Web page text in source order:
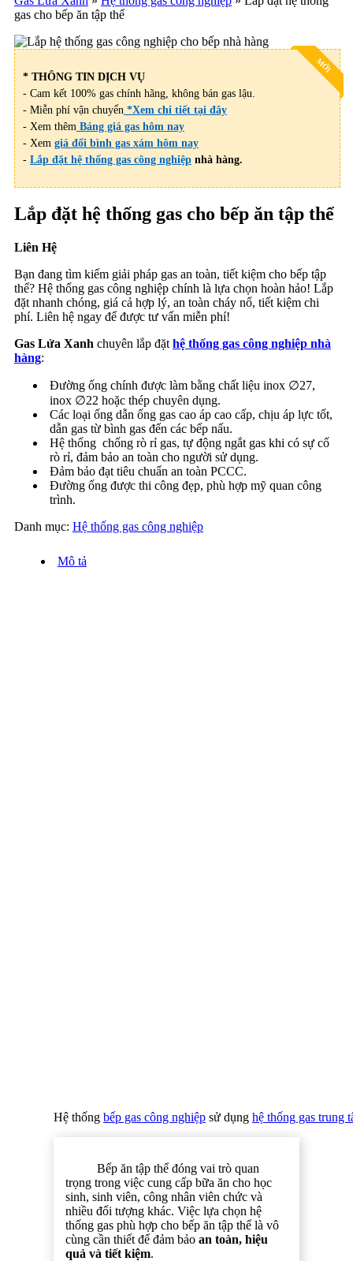
gas cho bếp ăn tập thể
MỚI
* THÔNG TIN DỊCH VỤ
- Cam kết 100% gas chính hãng, không bán gas lậu.
- Miễn phí vận chuyển *Xem chi tiết tại đây
- Xem thêm Bảng giá gas hôm nay
- Xem giá đổi bình gas xám hôm nay
- Lắp đặt hệ thống gas công nghiệp nhà hàng.
Lắp đặt hệ thống gas cho bếp ăn tập thể
Liên Hệ
Bạn đang tìm kiếm giải pháp gas an toàn, tiết kiệm cho bếp tập
thể? Hệ thống gas công nghiệp chính là lựa chọn hoàn hảo! Lắp
đặt nhanh chóng, giá cả hợp lý, an toàn cháy nổ, tiết kiệm chi
phí. Liên hệ ngay để được tư vấn miễn phí!
Gas Lửa Xanh chuyên lắp đặt hệ thống gas công nghiệp nhà
hàng:
Đường ống chính được làm bằng chất liệu inox ∅27,
inox ∅22 hoặc thép chuyên dụng.
Các loại ống dẫn ống gas cao áp cao cấp, chịu áp lực tốt,
dẫn gas từ bình gas đến các bếp nấu.
Hệ thống chống rò rỉ gas, tự động ngắt gas khi có sự cố
rò rỉ, đảm bảo an toàn cho người sử dụng.
Đảm bảo đạt tiêu chuẩn an toàn PCCC.
Đường ống được thi công đẹp, phù hợp mỹ quan công
trình.
Danh mục: Hệ thống gas công nghiệp
Mô tả
Hệ thống bếp gas công nghiệp sử dụng hệ thống gas trung
Bếp ăn tập thể đóng vai trò quan
trọng trong việc cung cấp bữa ăn cho học
sinh, sinh viên, công nhân viên chức và
nhiều đối tượng khác. Việc lựa chọn hệ
thống gas phù hợp cho bếp ăn tập thể là vô
cùng cần thiết để đảm bảo an toàn, hiệu
quả và tiết kiệm.